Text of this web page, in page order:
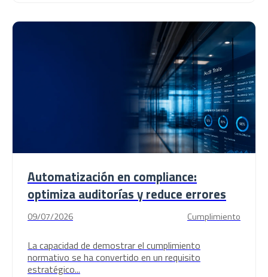
Automatización en compliance:
optimiza auditorías y reduce errores
09/07/2026 Cumplimiento
La capacidad de demostrar el cumplimiento
normativo se ha convertido en un requisito
estratégico...